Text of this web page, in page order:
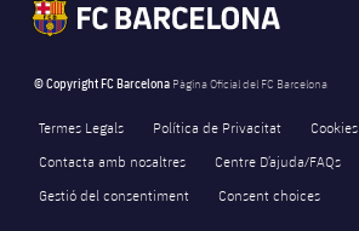
© Copyright FC Barcelona Pàgina Oficial del FC Barcelona
Termes Legals Política de Privacitat Cookies
Contacta amb nosaltres
Centre D’ajuda/FAQs
Gestió del consentiment
Consent choices